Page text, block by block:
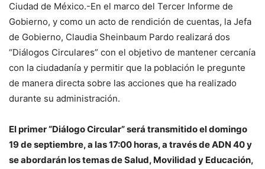
Ciudad de México.-En el marco del Tercer Informe de
Gobierno, y como un acto de rendición de cuentas, la Jefa
de Gobierno, Claudia Sheinbaum Pardo realizará dos
“Diálogos Circulares” con el objetivo de mantener cercanía
con la ciudadanía y permitir que la población le pregunte
de manera directa sobre las acciones que ha realizado
durante su administración.
El primer “Diálogo Circular” será transmitido el domingo
19 de septiembre, a las 17:00 horas, a través de ADN 40 y
se abordarán los temas de Salud, Movilidad y Educación,